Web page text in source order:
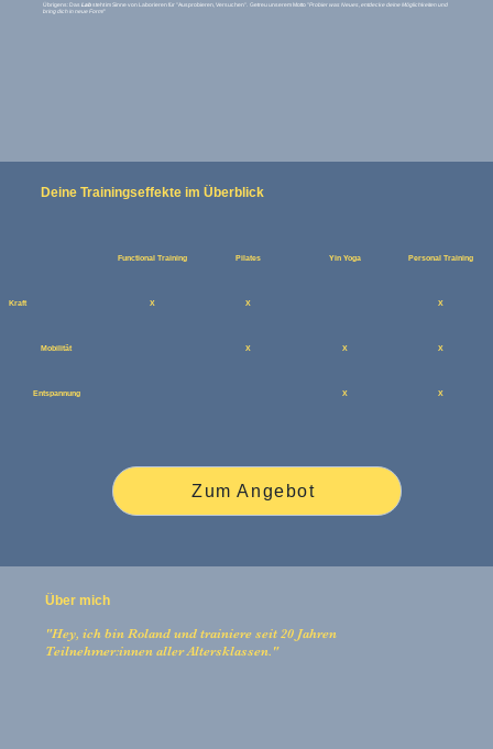
Übrigens: Das Labsteht im Sinne von Laborieren für "Ausprobieren, Versuchen". Getreu unserem Motto "Probier was Neues, entdecke deine Möglichkeiten und
bring dich in neue Form!"
Deine Trainingseffekte im Überblick
Functional Training Pilates Yin Yoga Personal Training
Kraft X X X
Mobilität X X X
Entspannung X X
Zum Angebot
Über mich
"Hey, ich bin Roland und trainiere seit 20 Jahren
Teilnehmer:innen aller Altersklassen."